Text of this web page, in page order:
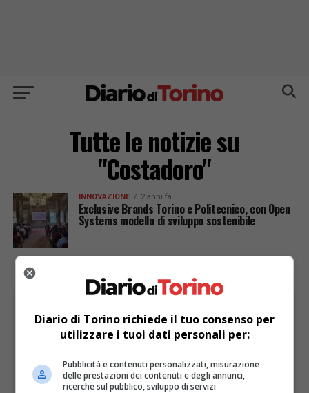
Tutte le notizie su
"Costadoro"
INNOVAZIONE 2 anni fa
Exclusive Brands Torino e Politecnico, con Open
Systems modello di sviluppo sostenibile
Diario di Torino richiede il tuo consenso per
utilizzare i tuoi dati personali per:
Pubblicità e contenuti personalizzati, misurazione
delle prestazioni dei contenuti e degli annunci,
ricerche sul pubblico, sviluppo di servizi